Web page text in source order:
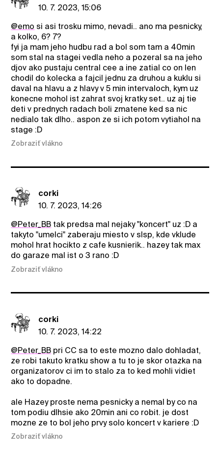
10. 7. 2023, 15:06
@emo si asi trosku mimo, nevadi.. ano ma pesnicky,
a kolko, 6? 7?
fyi ja mam jeho hudbu rad a bol som tam a 40min
som stal na stagei vedla neho a pozeral sa na jeho
djov ako pustaju central cee a ine zatial co on len
chodil do kolecka a fajcil jednu za druhou a kuklu si
daval na hlavu a z hlavy v 5 min intervaloch, kym uz
konecne mohol ist zahrat svoj kratky set.. uz aj tie
deti v prednych radach boli zmatene ked sa nic
nedialo tak dlho.. aspon ze si ich potom vytiahol na
stage :D
Zobraziť vlákno
corki
10. 7. 2023, 14:26
@Peter_BB tak predsa mal nejaky "koncert" uz :D a
takyto "umelci" zaberaju miesto v slsp, kde vklude
mohol hrat hocikto z cafe kusnierik.. hazey tak max
do garaze mal ist o 3 rano :D
Zobraziť vlákno
corki
10. 7. 2023, 14:22
@Peter_BB pri CC sa to este mozno dalo dohladat,
ze robi takuto kratku show a tu to je skor otazka na
organizatorov ci im to stalo za to ked mohli vidiet
ako to dopadne.
ale Hazey proste nema pesnicky a nemal by co na
tom podiu dlhsie ako 20min ani co robit. je dost
mozne ze to bol jeho prvy solo koncert v kariere :D
Zobraziť vlákno